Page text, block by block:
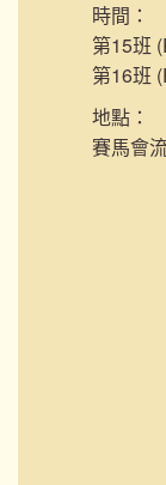
時間：
第15班
第16班
地點：
賽馬會